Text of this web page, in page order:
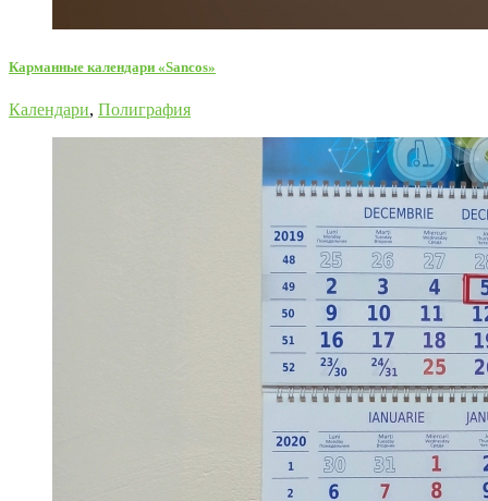
Карманные календари «Sancos»
Календари, Полиграфия